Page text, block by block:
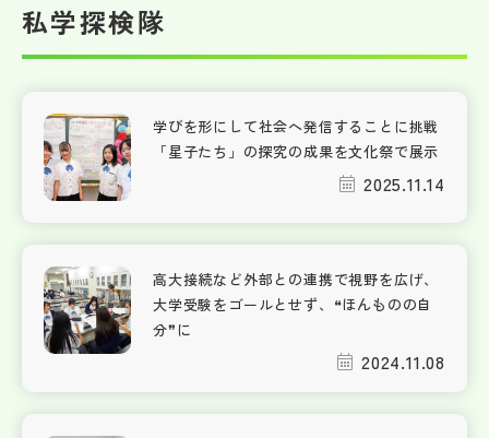
私学探検隊
学びを形にして社会へ発信することに挑戦
「星子たち」の探究の成果を文化祭で展示
2025.11.14
高大接続など外部との連携で視野を広げ、
大学受験をゴールとせず、❝ほんものの自
分❞に
2024.11.08